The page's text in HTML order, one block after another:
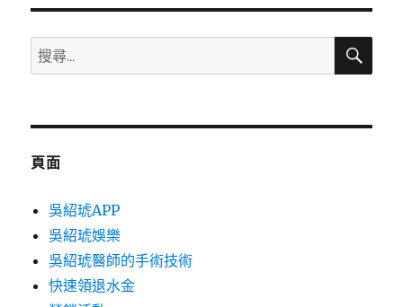
搜
尋
鍵
搜
頁面
吳紹琥APP
吳紹琥娛樂
吳紹琥醫師的手術技術
快速領退水金